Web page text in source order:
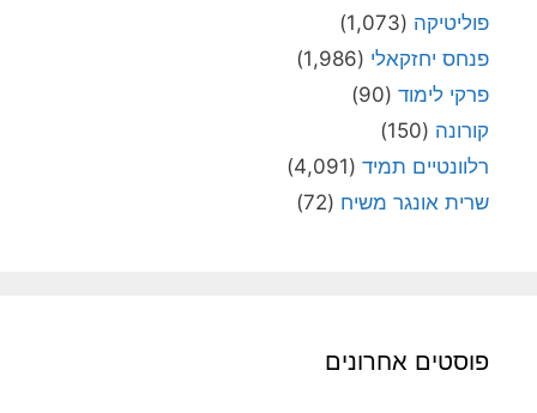
פוליטיקה (1,073)
פנחס יחזקאלי (1,986)
פרקי לימוד (90)
קורונה (150)
רלוונטיים תמיד (4,091)
שרית אונגר משיח (72)
פוסטים אחרונים